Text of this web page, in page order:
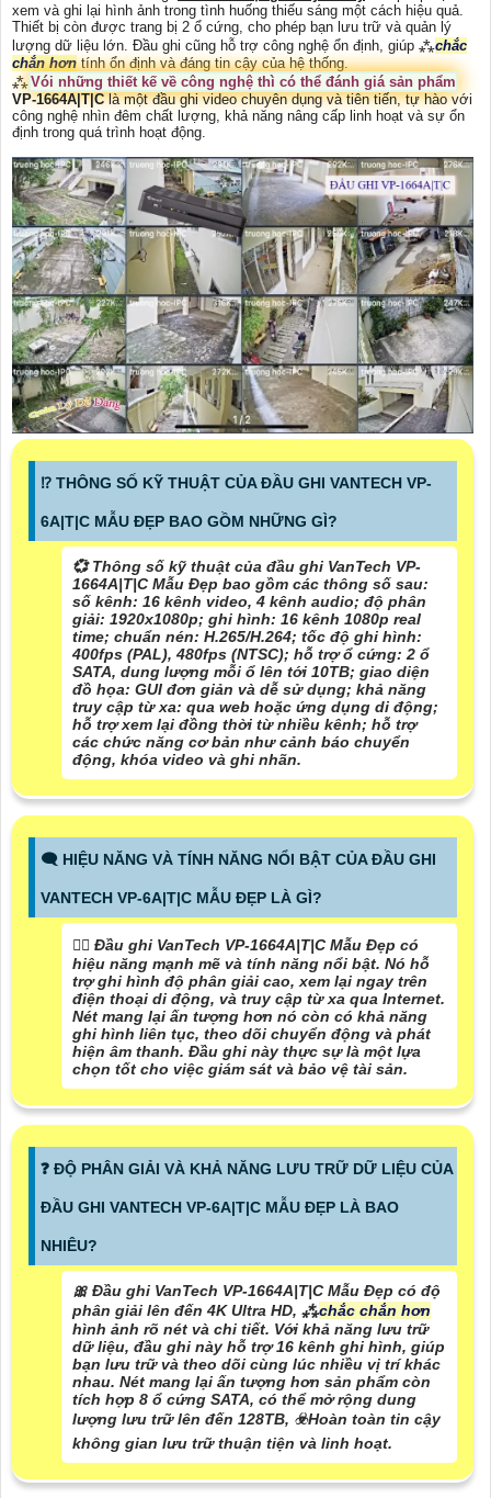
xem và ghi lại hình ảnh trong tình huống thiếu sáng một cách hiệu quả.
Thiết bị còn được trang bị 2 ổ cứng, cho phép bạn lưu trữ và quản lý
lượng dữ liệu lớn. Đầu ghi cũng hỗ trợ công nghệ ổn định, giúp ⁂chắc
chắn hơntính ổn định và đáng tin cậy của hệ thống.
⁂Vói những thiết kế về công nghệ thì có thể đánh giá sản phẩm
VP-1664A|T|Clà một đầu ghi video chuyên dụng và tiên tiến, tự hào với
công nghệ nhìn đêm chất lượng, khả năng nâng cấp linh hoạt và sự ổn
định trong quá trình hoạt động.
⁉️ THÔNG SỐ KỸ THUẬT CỦA ĐẦU GHI VANTECH VP-
6A|T|C MẪU ĐẸP BAO GỒM NHỮNG GÌ?
💞 Thông số kỹ thuật của đầu ghi VanTech VP-
1664A|T|C Mẫu Đẹp bao gồm các thông số sau:
số kênh: 16 kênh video, 4 kênh audio; độ phân
giải: 1920x1080p; ghi hình: 16 kênh 1080p real
time; chuẩn nén: H.265/H.264; tốc độ ghi hình:
400fps (PAL), 480fps (NTSC); hỗ trợ ổ cứng: 2 ổ
SATA, dung lượng mỗi ổ lên tới 10TB; giao diện
đồ họa: GUI đơn giản và dễ sử dụng; khả năng
truy cập từ xa: qua web hoặc ứng dụng di động;
hỗ trợ xem lại đồng thời từ nhiều kênh; hỗ trợ
các chức năng cơ bản như cảnh báo chuyển
động, khóa video và ghi nhãn.
🗨️ HIỆU NĂNG VÀ TÍNH NĂNG NỔI BẬT CỦA ĐẦU GHI
VANTECH VP-6A|T|C MẪU ĐẸP LÀ GÌ?
🙆‍♀️ Đầu ghi VanTech VP-1664A|T|C Mẫu Đẹp có
hiệu năng mạnh mẽ và tính năng nổi bật. Nó hỗ
trợ ghi hình độ phân giải cao, xem lại ngay trên
điện thoại di động, và truy cập từ xa qua Internet.
Nét mang lại ấn tượng hơn nó còn có khả năng
ghi hình liên tục, theo dõi chuyển động và phát
hiện âm thanh. Đầu ghi này thực sự là một lựa
chọn tốt cho việc giám sát và bảo vệ tài sản.
️❓ ĐỘ PHÂN GIẢI VÀ KHẢ NĂNG LƯU TRỮ DỮ LIỆU CỦA
ĐẦU GHI VANTECH VP-6A|T|C MẪU ĐẸP LÀ BAO
NHIÊU?
🎀 Đầu ghi VanTech VP-1664A|T|C Mẫu Đẹp có độ
phân giải lên đến 4K Ultra HD, ⁂chắc chắn hơn
hình ảnh rõ nét và chi tiết. Với khả năng lưu trữ
dữ liệu, đầu ghi này hỗ trợ 16 kênh ghi hình, giúp
bạn lưu trữ và theo dõi cùng lúc nhiều vị trí khác
nhau. Nét mang lại ấn tượng hơn sản phẩm còn
tích hợp 8 ổ cứng SATA, có thể mở rộng dung
lượng lưu trữ lên đến 128TB, ☣️Hoàn toàn tin cậy
không gian lưu trữ thuận tiện và linh hoạt.